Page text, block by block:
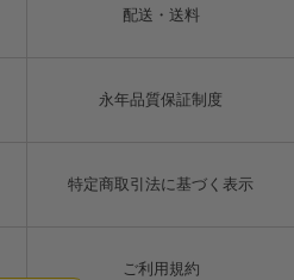
配送・送料
永年品質保証制度
特定商取引法に基づく表示
ご利用規約